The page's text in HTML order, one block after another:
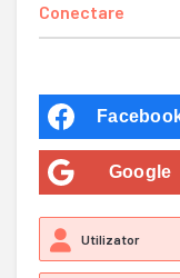
Conectare
Google